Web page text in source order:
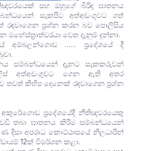
සහ ඔහුගේ බිරිඳ ඝාතනය
සැකපිට අත්අඩංගුවට ගත්
රඳවාගෙන ප්‍රශ්න කරන බව පොලිසිය
මහේස්ත්‍රාත්වරයා වෙත දැනුම් දුන්නා.
අම්බලන්ගොඩ …… ප්‍රදේශයේ දී
සම්බන්ධයෙන් දැනට සැකකරුවන්
අත්අඩංගුවට ගෙන ඇති අතර
තවත් කිහිප දෙනෙක් රඳවාගෙන ප්‍රශ්න
ප්‍රදේශයේදී නීතිඥවරයෙකු
තබා ඝාතනය කිරීම සම්බන්ධයෙන්
දිසා අපරාධ කොට්ඨාසයේ නිලධාරීන්
12ක් විමර්ශන කළා.